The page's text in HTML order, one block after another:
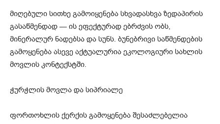
მიღებული სითხე გამოიყენება სხვადასხვა ზედაპირის
გასაწმენდად — ის ეფექტურად ებრძვის ობს,
მინერალურ ნადებსა და სუნს. ბუნებრივი საწმენდების
გამოყენება ასევე აქტუალურია ეკოლოგიური სახლის
მოვლის კონტექსტში.
ჭურჭლის მოვლა და სიპრიალე
ფორთოხლის ქერქის გამოყენება შესაძლებელია